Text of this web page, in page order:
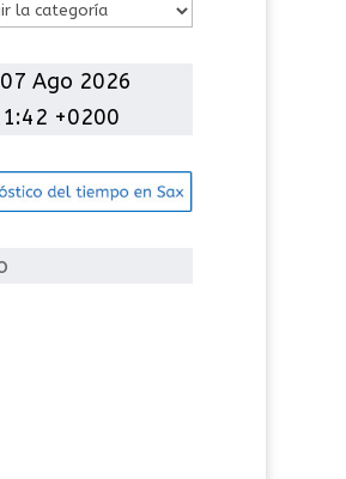
Ago 2026
+0200